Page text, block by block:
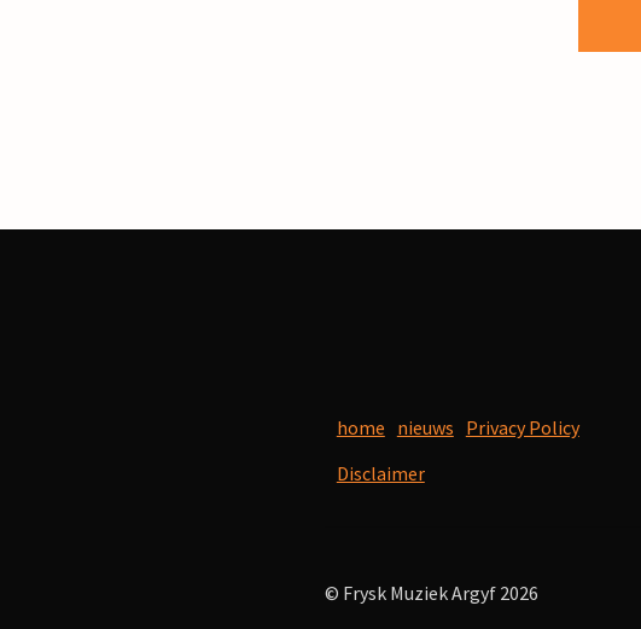
home nieuws Privacy Policy
Disclaimer
© Frysk Muziek Argyf 2026